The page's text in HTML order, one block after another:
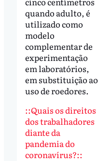
quando adulto, é
utilizado como
modelo
complementar de
experimentação
em laboratórios,
em substituição ao
uso de roedores.
::Quais os direitos
dos trabalhadores
diante da
pandemia do
coronavírus?::